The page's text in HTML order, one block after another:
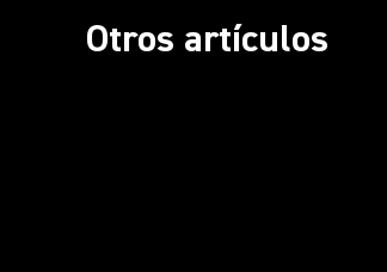
Otros artículos